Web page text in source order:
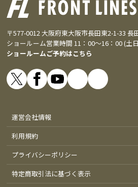
〒577-0012 大阪府東大阪市長田東2-1-33 長
ショールーム営業時間 11：00～16：00 (土
ショールームご予約はこちら
運営会社情報
利用規約
プライバシーポリシー
特定商取引法に基づく表示